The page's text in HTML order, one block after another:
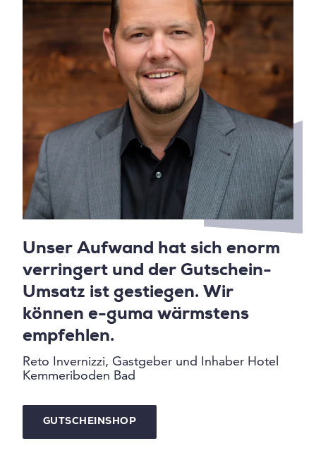
Unser Aufwand hat sich enorm
verringert und der Gutschein-
Umsatz ist gestiegen. Wir
können e-guma wärmstens
empfehlen.
Reto Invernizzi, Gastgeber und Inhaber Hotel
Kemmeriboden Bad
GUTSCHEINSHOP